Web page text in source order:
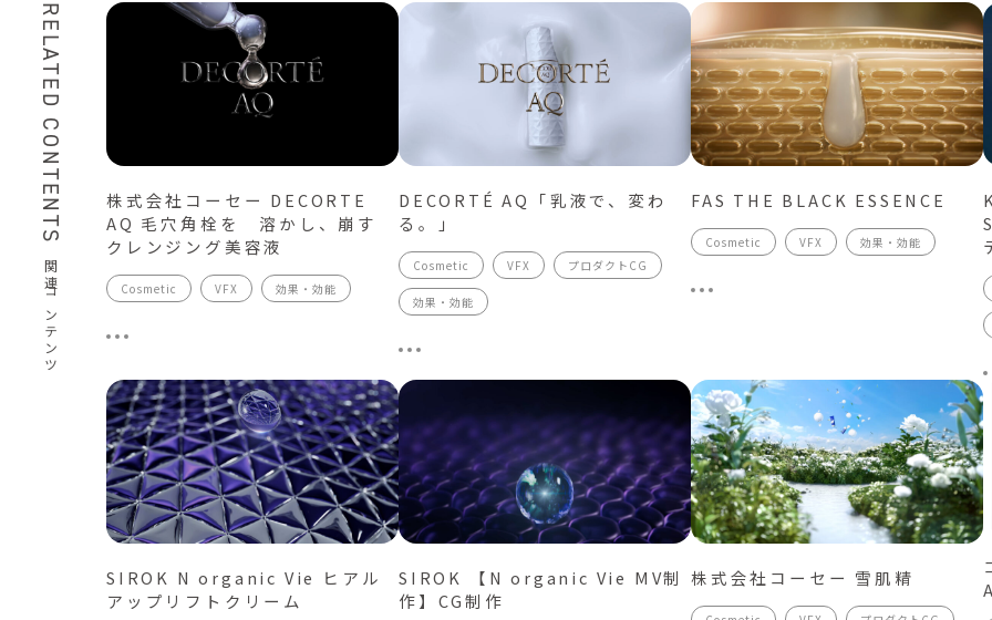
RELATED CONTENTS
関連コンテンツ
株式会社コーセー DECORTE
AQ 毛穴角栓を 溶かし、崩す
クレンジング美容液
Cosmetic VFX 効果・効能
DECORTÉ AQ「乳液で、変わ
る。」
Cosmetic VFX プロダクトCG
効果・効能
FAS THE BLACK ESSENCE
Cosmetic VFX 効果・効能
SIROK N organic Vie ヒアル
アップリフトクリーム
SIROK 【N organic Vie MV制
作】CG制作
株式会社コーセー 雪肌精